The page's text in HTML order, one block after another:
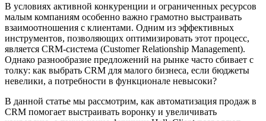
В условиях активной конкуренции и ограниченных ресурсов
малым компаниям особенно важно грамотно выстраивать
взаимоотношения с клиентами. Одним из эффективных
инструментов, позволяющих оптимизировать этот процесс,
является CRM-система (Customer Relationship Management).
Однако разнообразие предложений на рынке часто сбивает с
толку: как выбрать CRM для малого бизнеса, если бюджеты
невелики, а потребности в функционале невысоки?
В данной статье мы рассмотрим, как автоматизация продаж в
CRM помогает выстраивать воронку и увеличивать